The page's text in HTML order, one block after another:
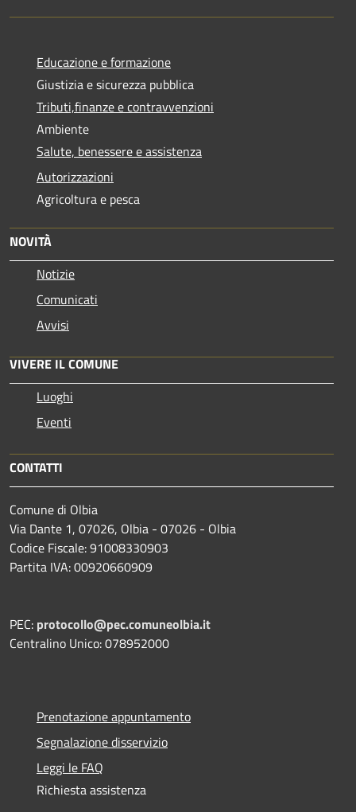
Educazione e formazione
Giustizia e sicurezza pubblica
Tributi,finanze e contravvenzioni
Ambiente
Salute, benessere e assistenza
Autorizzazioni
Agricoltura e pesca
NOVITÀ
Notizie
Comunicati
Avvisi
VIVERE IL COMUNE
Luoghi
Eventi
CONTATTI
Comune di Olbia
Via Dante 1, 07026, Olbia - 07026 - Olbia
Codice Fiscale: 91008330903
Partita IVA: 00920660909
PEC: protocollo@pec.comuneolbia.it
Centralino Unico: 078952000
Prenotazione appuntamento
Segnalazione disservizio
Leggi le FAQ
Richiesta assistenza